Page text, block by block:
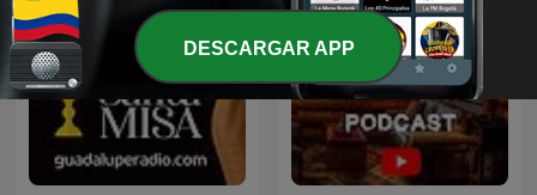
DESCARGAR APP